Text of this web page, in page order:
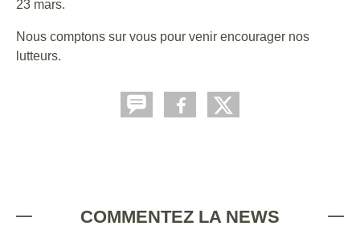
23 mars.
Nous comptons sur vous pour venir encourager nos
lutteurs.
COMMENTEZ LA NEWS